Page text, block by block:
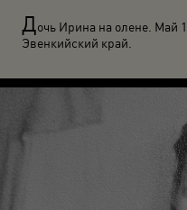
Дочь Ирина на олене. Май
Эвенкийский край.